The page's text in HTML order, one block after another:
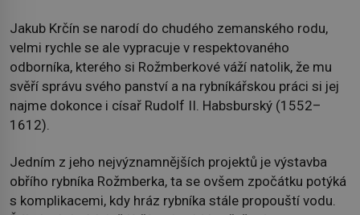
Jakub Krčín se narodí do chudého zemanského rodu,
velmi rychle se ale vypracuje v respektovaného
odborníka, kterého si Rožmberkové váží natolik, že mu
svěří správu svého panství a na rybníkářskou práci si jej
najme dokonce i císař Rudolf II. Habsburský (1552–
1612).
Jedním z jeho nejvýznamnějších projektů je výstavba
obřího rybníka Rožmberka, ta se ovšem zpočátku potýká
s komplikacemi, kdy hráz rybníka stále propouští vodu.